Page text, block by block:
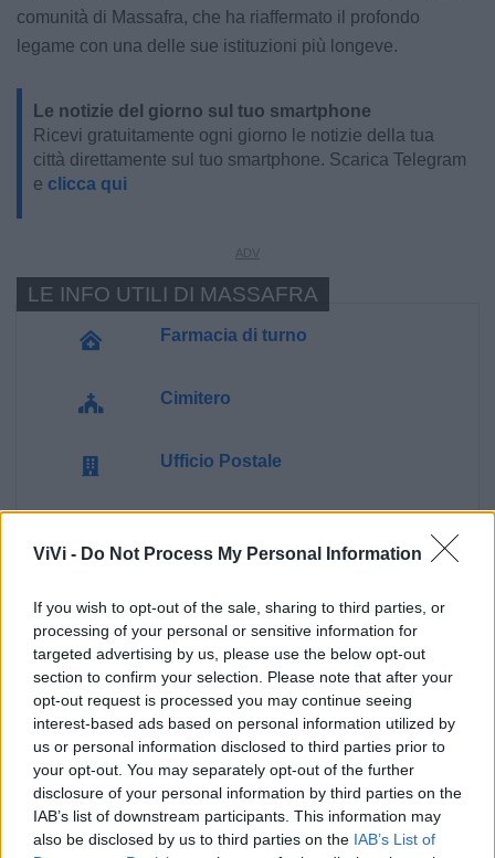
ViVi - Do Not Process My Personal Information
If you wish to opt-out of the sale, sharing to third parties, or
processing of your personal or sensitive information for
targeted advertising by us, please use the below opt-out
section to confirm your selection. Please note that after your
opt-out request is processed you may continue seeing
interest-based ads based on personal information utilized by
us or personal information disclosed to third parties prior to
your opt-out. You may separately opt-out of the further
disclosure of your personal information by third parties on the
IAB’s list of downstream participants. This information may
also be disclosed by us to third parties on the IAB’s List of
comunità di Massafra, che ha riaffermato il profondo
legame con una delle sue istituzioni più longeve.
Le notizie del giorno sul tuo smartphone
Ricevi gratuitamente ogni giorno le notizie della tua
città direttamente sul tuo smartphone. Scarica Telegram
e clicca qui
Farmacia di turno
Cimitero
Ufficio Postale
Ecocentro e rifiuti
Pubblica illuminazione
LE INFO UTILI DI MASSAFRA